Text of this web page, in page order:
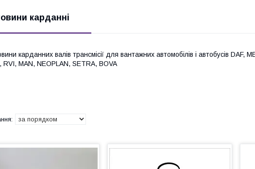
карданні
карданних валів трансмісії для вантажних автомобілів і автобусів DAF,
RVI, MAN, NEOPLAN, SETRA, BOVA